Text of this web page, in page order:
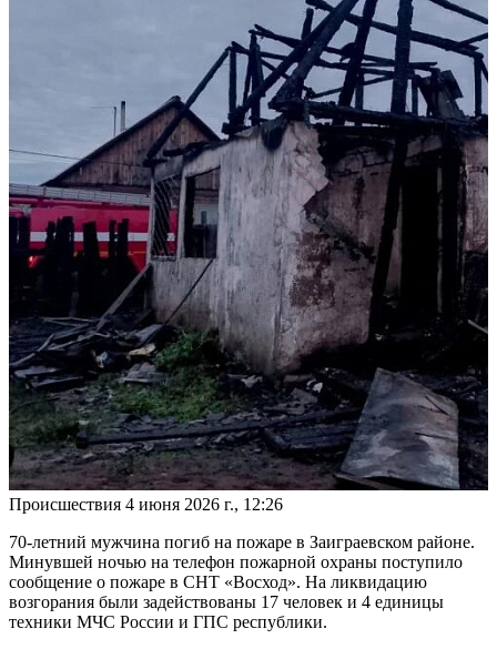
Происшествия 4 июня 2026 г., 12:26
70-летний мужчина погиб на пожаре в Заиграевском районе.
Минувшей ночью на телефон пожарной охраны поступило
сообщение о пожаре в СНТ «Восход». На ликвидацию
возгорания были задействованы 17 человек и 4 единицы
техники МЧС России и ГПС республики.